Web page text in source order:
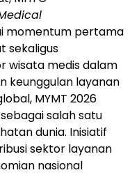
momentum pertama
sekaligus
wisata medis dalam
keunggulan layanan
MYMT 2026
salah satu
dunia. Inisiatif
sektor layanan
nasional